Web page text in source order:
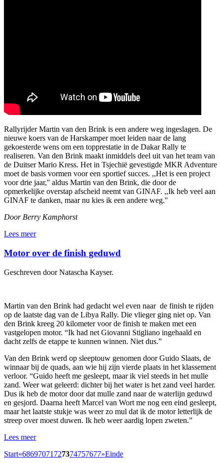
Rallyrijder Martin van den Brink is een andere weg ingeslagen. De
nieuwe koers van de Harskamper moet leiden naar de lang
gekoesterde wens om een topprestatie in de Dakar Rally te
realiseren. Van den Brink maakt inmiddels deel uit van het team van
de Duitser Mario Kress. Het in Tsjechië gevestigde MKR Adventure
moet de basis vormen voor een sportief succes. ,,Het is een project
voor drie jaar,'' aldus Martin van den Brink, die door de
opmerkelijke overstap afscheid neemt van GINAF. ,,Ik heb veel aan
GINAF te danken, maar nu kies ik een andere weg.''
Door Berry Kamphorst
Lees meer
Motor over de finish geduwd
Geschreven door Natascha Kayser.
Martin van den Brink had gedacht wel even naar de finish te rijden
op de laatste dag van de Libya Rally. Die vlieger ging niet op. Van
den Brink kreeg 20 kilometer voor de finish te maken met een
vastgelopen motor. “Ik had net Giovanni Stigliano ingehaald en
dacht zelfs de etappe te kunnen winnen. Niet dus.”
Van den Brink werd op sleeptouw genomen door Guido Slaats, de
winnaar bij de quads, aan wie hij zijn vierde plaats in het klassement
verloor. “Guido heeft me gesleept, maar ik viel steeds in het mulle
zand. Weer wat geleerd: dichter bij het water is het zand veel harder.
Dus ik heb de motor door dat mulle zand naar de waterlijn geduwd
en gesjord. Daarna heeft Marcel van Wort me nog een eind gesleept,
maar het laatste stukje was weer zo mul dat ik de motor letterlijk de
streep over moest duwen. Ik heb weer aardig lopen zweten.”
Lees meer
Start«68697071 727374757677»Einde